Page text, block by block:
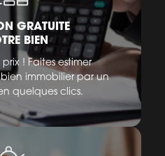
GRATUITE
BIEN
! Faites estimer
immobilier par un
quelques clics.